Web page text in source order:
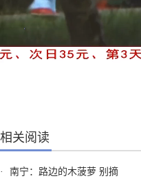
相关阅读
·
南宁：路边的木菠萝 别摘